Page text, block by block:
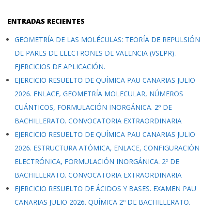
ENTRADAS RECIENTES
GEOMETRÍA DE LAS MOLÉCULAS: TEORÍA DE REPULSIÓN
DE PARES DE ELECTRONES DE VALENCIA (VSEPR).
EJERCICIOS DE APLICACIÓN.
EJERCICIO RESUELTO DE QUÍMICA PAU CANARIAS JULIO
2026. ENLACE, GEOMETRÍA MOLECULAR, NÚMEROS
CUÁNTICOS, FORMULACIÓN INORGÁNICA. 2º DE
BACHILLERATO. CONVOCATORIA EXTRAORDINARIA
EJERCICIO RESUELTO DE QUÍMICA PAU CANARIAS JULIO
2026. ESTRUCTURA ATÓMICA, ENLACE, CONFIGURACIÓN
ELECTRÓNICA, FORMULACIÓN INORGÁNICA. 2º DE
BACHILLERATO. CONVOCATORIA EXTRAORDINARIA
EJERCICIO RESUELTO DE ÁCIDOS Y BASES. EXAMEN PAU
CANARIAS JULIO 2026. QUÍMICA 2º DE BACHILLERATO.